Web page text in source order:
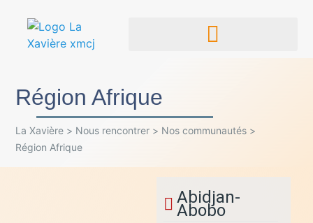
Région Afrique
La Xavière > Nous rencontrer > Nos communautés >
Région Afrique
Abidjan-
Abobo